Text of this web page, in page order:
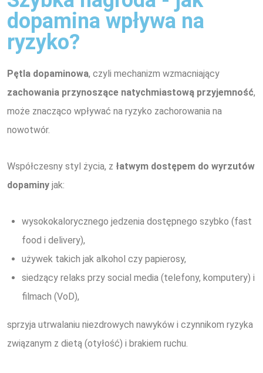
dopamina wpływa na
ryzyko?
Pętla dopaminowa, czyli mechanizm wzmacniający
zachowania przynoszące natychmiastową przyjemność,
może znacząco wpływać na ryzyko zachorowania na
nowotwór.
Współczesny styl życia, z łatwym dostępem do wyrzutów
dopaminy jak:
wysokokalorycznego jedzenia dostępnego szybko (fast
food i delivery),
używek takich jak alkohol czy papierosy,
siedzący relaks przy social media (telefony, komputery) i
filmach (VoD),
sprzyja utrwalaniu niezdrowych nawyków i czynnikom ryzyka
związanym z dietą (otyłość) i brakiem ruchu.